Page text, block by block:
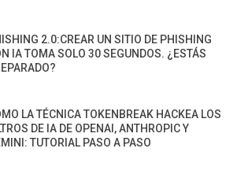
2.0:CREAR UN SITIO DE PHISHING
IA TOMA SOLO 30 SEGUNDOS. ¿ESTÁS
LA TÉCNICA TOKENBREAK HACKEA LOS
DE IA DE OPENAI, ANTHROPIC Y
TUTORIAL PASO A PASO